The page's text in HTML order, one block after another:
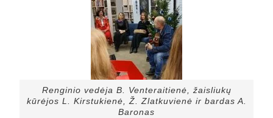
Renginio vedėja B. Venteraitienė, žaisliukų
kūrėjos L. Kirstukienė, Ž. Zlatkuvienė ir bardas A.
Baronas